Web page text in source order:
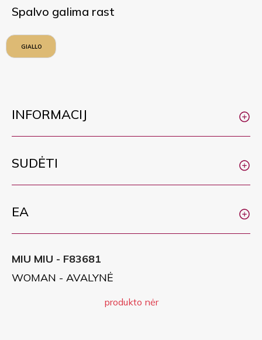
Spalvo galima rast
GIALLO
INFORMACIJ
SUDĖTI
EA
MIU MIU - F83681
WOMAN - AVALYNĖ
produkto nėr